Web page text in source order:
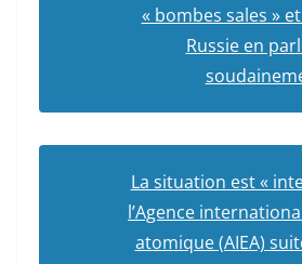
« bombes sales »
Russie en
La situation est «
l’Agence
atomique (AIEA)